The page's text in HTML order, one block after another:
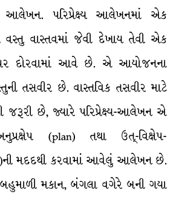
આલેખન. પરિપ્રેક્ષ્ય આલેખનમાં એક
વસ્તુ વાસ્તવમાં જેવી દેખાય તેવી એક
દોરવામાં આવે છે. એ આયોજનના
તસવીર છે. વાસ્તવિક તસવીર માટે
જરૂરી છે, જ્યારે પરિપ્રેક્ષ્ય-આલેખન એ
(plan) તથા ઉત્-વિક્ષેપ-
મદદથી કરવામાં આવેલું આલેખન છે.
મકાન, બંગલા વગેરે બની ગયા